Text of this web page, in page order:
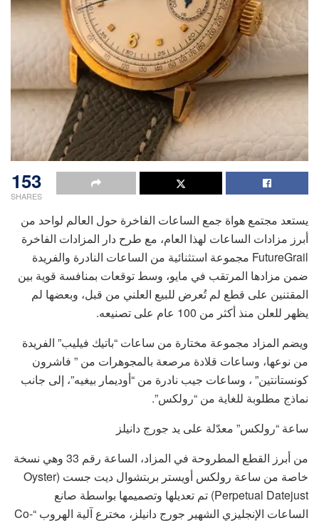
153
SHARES
يستعد مجتمع هواة جمع الساعات الفاخرة حول العالم لواحد من
أبرز مزادات الساعات لهذا العام، مع طرح دار المزادات الفاخرة
FutureGrail مجموعة استثنائية من الساعات النادرة والفريدة
ضمن مزادها المرتقب في مايو، وسط توقعات بمنافسة قوية بين
المقتنين على قطع لم تُعرض للبيع العلني من قبل، وبعضها لم
يظهر للعلن منذ أكثر من 100 عام على تصنيعه.
ويضم المزاد مجموعة مختارة من ساعات “باتيك فيليب” الفريدة
من نوعها، وساعات قلادة مرصعة بالمجوهرات من ” فاشرون
كونستانتين” ، وساعات جيب نادرة من “أوديمار بيغيه”، إلى جانب
نماذج مطلوبة للغاية من “رولكس”.
ساعة “رولكس” معدّلة على يد جورج دانيلز
من أبرز القطع المطروحة في المزاد، الساعة رقم 33 وهي نسخة
خاصة من ساعة رولكس أويستر بربتشوال ديت جست (Oyster
Perpetual Datejust) تم تعديلها وتصميمها بواسطة صانع
الساعات الإنجليزي الشهير جورج دانيلز، مخترع آلية الهروب “Co-